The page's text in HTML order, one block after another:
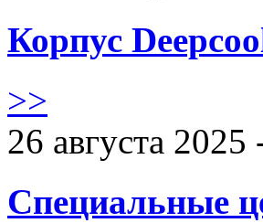
Корпус
>>
26 августа
Специальные